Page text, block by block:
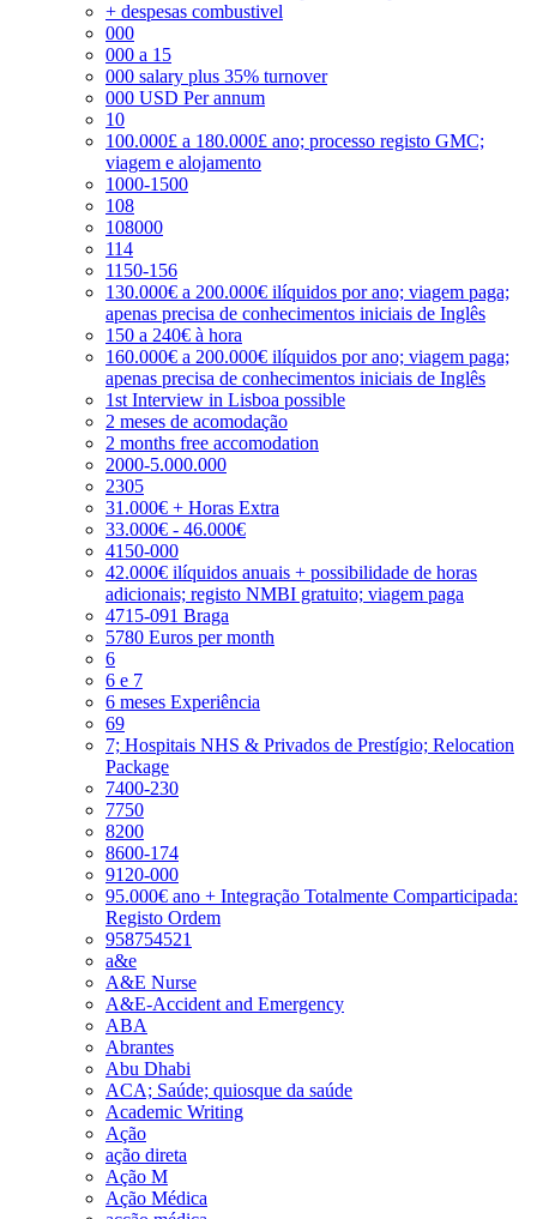
+ despesas combustivel
000
000 a 15
000 salary plus 35% turnover
000 USD Per annum
10
100.000£ a 180.000£ ano; processo registo GMC;
viagem e alojamento
1000-1500
108
108000
114
1150-156
130.000€ a 200.000€ ilíquidos por ano; viagem paga;
apenas precisa de conhecimentos iniciais de Inglês
150 a 240€ à hora
160.000€ a 200.000€ ilíquidos por ano; viagem paga;
apenas precisa de conhecimentos iniciais de Inglês
1st Interview in Lisboa possible
2 meses de acomodação
2 months free accomodation
2000-5.000.000
2305
31.000€ + Horas Extra
33.000€ - 46.000€
4150-000
42.000€ ilíquidos anuais + possibilidade de horas
adicionais; registo NMBI gratuito; viagem paga
4715-091 Braga
5780 Euros per month
6
6 e 7
6 meses Experiência
69
7; Hospitais NHS & Privados de Prestígio; Relocation
Package
7400-230
7750
8200
8600-174
9120-000
95.000€ ano + Integração Totalmente Comparticipada:
Registo Ordem
958754521
a&e
A&E Nurse
A&E-Accident and Emergency
ABA
Abrantes
Abu Dhabi
ACA; Saúde; quiosque da saúde
Academic Writing
Ação
ação direta
Ação M
Ação Médica